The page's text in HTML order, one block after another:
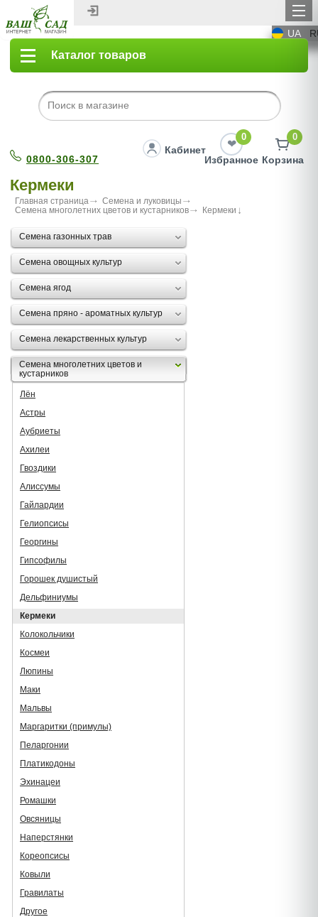
UA
Каталог товаров
0800-306-307
Кабинет
0
Избранное
0
Корзина
Кермеки
Главная страница
Семена и луковицы
Семена многолетних цветов и кустарников
Кермеки
Семена газонных трав
Семена овощных культур
Семена ягод
Семена пряно - ароматных культур
Семена лекарственных культур
Семена многолетних цветов и
кустарников
Лён
Астры
Аубриеты
Ахилеи
Гвоздики
Алиссумы
Гайлардии
Гелиопсисы
Георгины
Гипсофилы
Горошек душистый
Дельфиниумы
Кермеки
Колокольчики
Космеи
Люпины
Маки
Мальвы
Маргаритки (примулы)
Пеларгонии
Платикодоны
Эхинацеи
Ромашки
Овсяницы
Наперстянки
Кореопсисы
Ковыли
Гравилаты
Другое